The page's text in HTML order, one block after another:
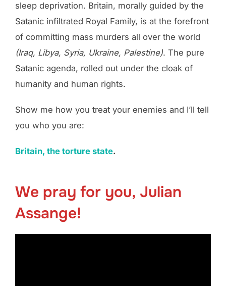
sleep deprivation. Britain, morally guided by the
Satanic infiltrated Royal Family, is at the forefront
of committing mass murders all over the world
(Iraq, Libya, Syria, Ukraine, Palestine). The pure
Satanic agenda, rolled out under the cloak of
humanity and human rights.
Show me how you treat your enemies and I’ll tell
you who you are:
Britain, the torture state.
We pray for you, Julian
Assange!